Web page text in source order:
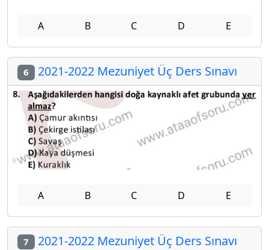
A B C D E
6 2021-2022 Mezuniyet Üç Ders Sınavı
A B C D E
7 2021-2022 Mezuniyet Üç Ders Sınavı